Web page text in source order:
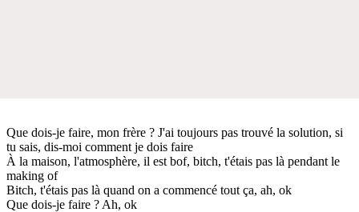
Que dois-je faire, mon frère ? J'ai toujours pas trouvé la solution, si
tu sais, dis-moi comment je dois faire
À la maison, l'atmosphère, il est bof, bitch, t'étais pas là pendant le
making of
Bitch, t'étais pas là quand on a commencé tout ça, ah, ok
Que dois-je faire ? Ah, ok